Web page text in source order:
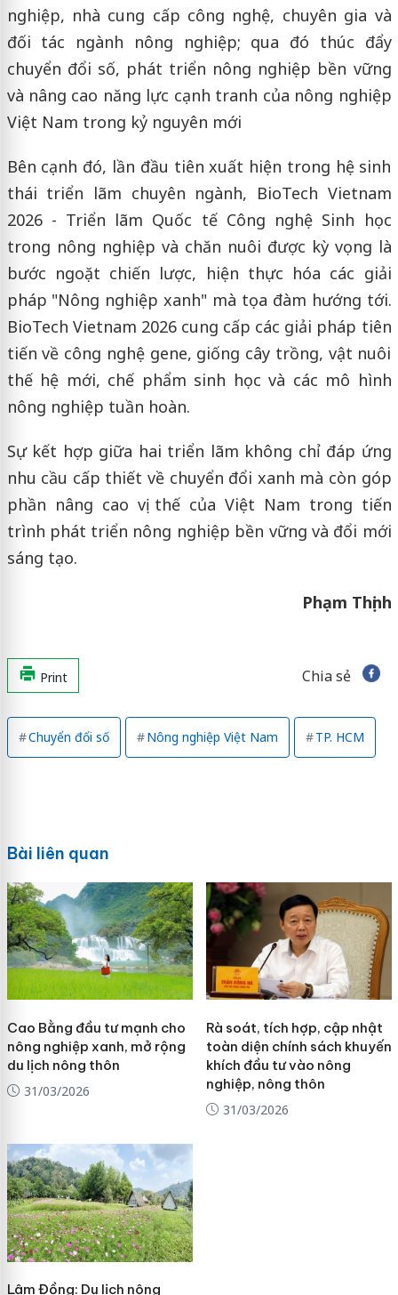
nghiệp, nhà cung cấp công nghệ, chuyên gia và
đối tác ngành nông nghiệp; qua đó thúc đẩy
chuyển đổi số, phát triển nông nghiệp bền vững
và nâng cao năng lực cạnh tranh của nông nghiệp
Việt Nam trong kỷ nguyên mới
Bên cạnh đó, lần đầu tiên xuất hiện trong hệ sinh
thái triển lãm chuyên ngành, BioTech Vietnam
2026 - Triển lãm Quốc tế Công nghệ Sinh học
trong nông nghiệp và chăn nuôi được kỳ vọng là
bước ngoặt chiến lược, hiện thực hóa các giải
pháp "Nông nghiệp xanh" mà tọa đàm hướng tới.
BioTech Vietnam 2026 cung cấp các giải pháp tiên
tiến về công nghệ gene, giống cây trồng, vật nuôi
thế hệ mới, chế phẩm sinh học và các mô hình
nông nghiệp tuần hoàn.
Sự kết hợp giữa hai triển lãm không chỉ đáp ứng
nhu cầu cấp thiết về chuyển đổi xanh mà còn góp
phần nâng cao vị thế của Việt Nam trong tiến
trình phát triển nông nghiệp bền vững và đổi mới
sáng tạo.
Phạm Thịnh
Print Chia sẻ
Chuyển đổi số Nông nghiệp Việt Nam TP. HCM
Bài liên quan
Cao Bằng đầu tư mạnh cho
nông nghiệp xanh, mở rộng
du lịch nông thôn
31/03/2026
Rà soát, tích hợp, cập nhật
toàn diện chính sách khuyến
khích đầu tư vào nông
nghiệp, nông thôn
31/03/2026
Lâm Đồng: Du lịch nông